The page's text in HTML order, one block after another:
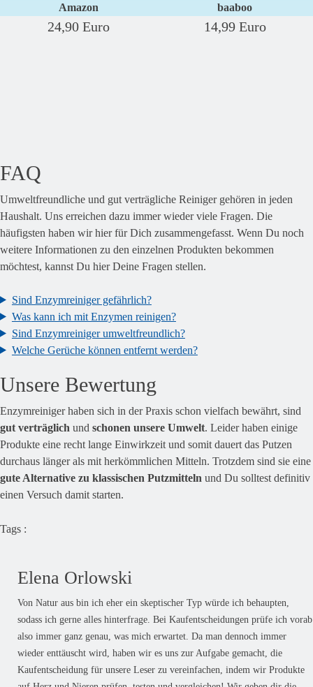
Amazon baaboo
24,90 Euro 14,99 Euro
FAQ
Umweltfreundliche und gut verträgliche Reiniger gehören in jeden
Haushalt. Uns erreichen dazu immer wieder viele Fragen. Die
häufigsten haben wir hier für Dich zusammengefasst. Wenn Du noch
weitere Informationen zu den einzelnen Produkten bekommen
möchtest, kannst Du hier Deine Fragen stellen.
Sind Enzymreiniger gefährlich?
Was kann ich mit Enzymen reinigen?
Sind Enzymreiniger umweltfreundlich?
Welche Gerüche können entfernt werden?
Unsere Bewertung
Enzymreiniger haben sich in der Praxis schon vielfach bewährt, sind
gut verträglich und schonen unsere Umwelt. Leider haben einige
Produkte eine recht lange Einwirkzeit und somit dauert das Putzen
durchaus länger als mit herkömmlichen Mitteln. Trotzdem sind sie eine
gute Alternative zu klassischen Putzmitteln und Du solltest definitiv
einen Versuch damit starten.
Tags :
Elena Orlowski
Von Natur aus bin ich eher ein skeptischer Typ würde ich behaupten,
sodass ich gerne alles hinterfrage. Bei Kaufentscheidungen prüfe ich vorab
also immer ganz genau, was mich erwartet. Da man dennoch immer
wieder enttäuscht wird, haben wir es uns zur Aufgabe gemacht, die
Kaufentscheidung für unsere Leser zu vereinfachen, indem wir Produkte